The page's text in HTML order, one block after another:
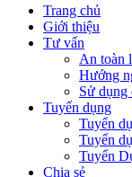
Trang chủ
Giới thiệu
Tư vấn
An toàn
Hướng
Sử dụng
Tuyển dụng
Tuyển
Tuyển
Tuyển
Chia sẻ